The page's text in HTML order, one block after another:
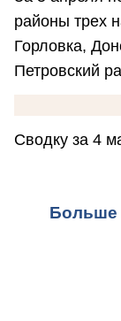
районы трех
Горловка,
Петровский
Сводку за 4
Больше